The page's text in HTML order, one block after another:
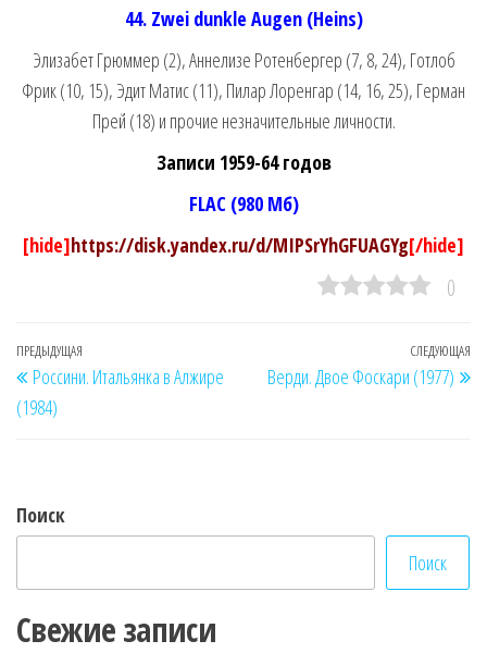
44. Zwei dunkle Augen (Heins)
Элизабет Грюммер (2), Аннелизе Ротенбергер (7, 8, 24), Готлоб
Фрик (10, 15), Эдит Матис (11), Пилар Лоренгар (14, 16, 25), Герман
Прей (18) и прочие незначительные личности.
Записи 1959-64 годов
FLAC (980 Мб)
[hide]https://disk.yandex.ru/d/MIPSrYhGFUAGYg[/hide]
0
Навигация
по
записям
Предыдущая
запись
ПРЕДЫДУЩАЯ
Россини. Итальянка в Алжире
(1984)
СЛЕДУЮЩАЯ
Верди. Двое Фоскари (1977)
Поиск
Поиск
Свежие записи